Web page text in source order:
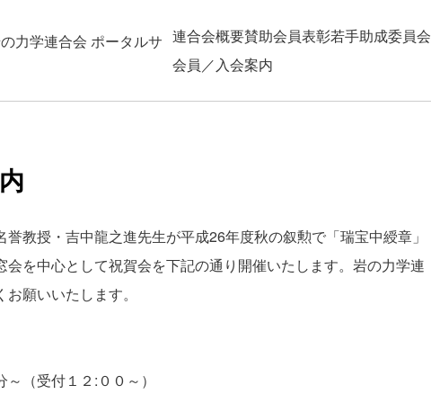
力学連合会 ポータルサ 連合会概要賛助会員表彰若手助成委員会
会員／入会案内
教授・吉中龍之進先生が平成26年度秋の叙勲で「瑞宝中綬章」
を中心として祝賀会を下記の通り開催いたします。岩の力学連
願いいたします。
（受付１２:００～）